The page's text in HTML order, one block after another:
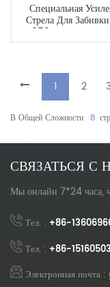
Специальная
Стрела Для
PC850 Для
1 2
В Общей Сложности 8
СВЯЗАТЬСЯ С
Мы онлайн 7*24 часа,
Тел. : +86-
Тел. : +86-
Электронная